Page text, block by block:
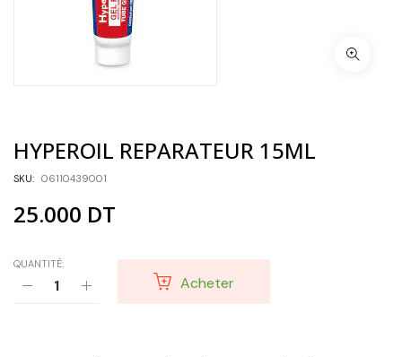
HYPEROIL REPARATEUR 15ML
SKU: 06110439001
25.000 DT
QUANTITÉ:
Acheter